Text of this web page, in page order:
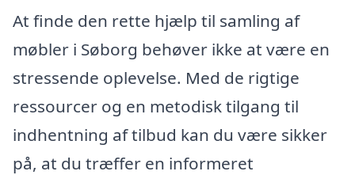
At finde den rette hjælp til samling af
møbler i Søborg behøver ikke at være en
stressende oplevelse. Med de rigtige
ressourcer og en metodisk tilgang til
indhentning af tilbud kan du være sikker
på, at du træffer en informeret